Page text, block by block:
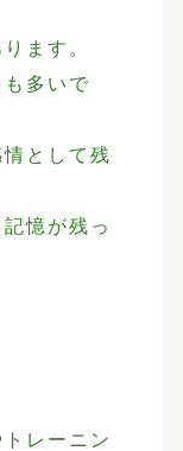
ます。
多いで
として残
憶が残っ
レーニン